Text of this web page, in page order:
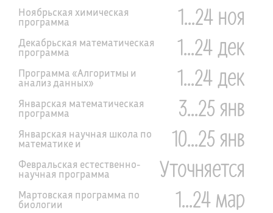
Ноябрьская химическая
программа 1...24 ноя
Декабрьская математическая
программа 1...24 дек
Программа «Алгоритмы и
анализ данных» 1...24 дек
Январская математическая
программа 3...25 янв
Январская научная школа по
математике и 10...25 янв
Февральская естественно-
научная программа Уточняется
Мартовская программа по
биологии 1...24 мар